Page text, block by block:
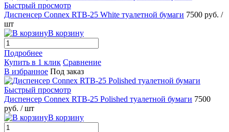
Быстрый просмотр
Диспенсер Connex RTB-25 White туалетной бумаги 7500 руб. /
шт
В корзину
Подробнее
Купить в 1 клик Сравнение
В избранное Под заказ
Быстрый просмотр
Диспенсер Connex RTB-25 Polished туалетной бумаги 7500
руб. / шт
В корзину